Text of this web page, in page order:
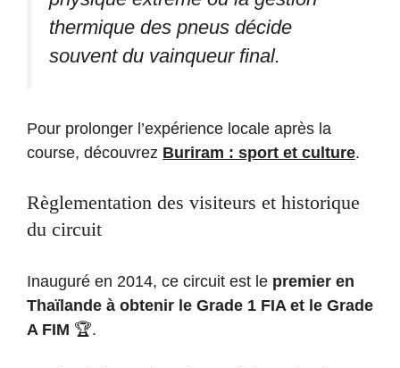
thermique des pneus décide
souvent du vainqueur final.
Pour prolonger l’expérience locale après la
course, découvrez Buriram : sport et culture.
Règlementation des visiteurs et historique
du circuit
Inauguré en 2014, ce circuit est le premier en
Thaïlande à obtenir le Grade 1 FIA et le Grade
A FIM 🏆.